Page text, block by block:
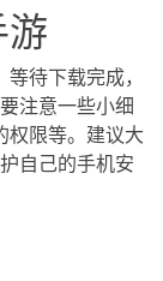
待下载完成，
注意一些小细
权限等。建议大
自己的手机安